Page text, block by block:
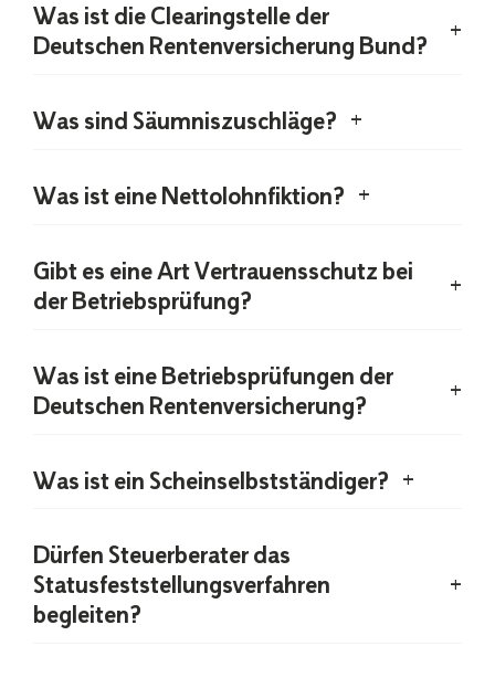
Was ist die Clearingstelle der
Deutschen Rentenversicherung Bund?
Was sind Säumniszuschläge?
Was ist eine Nettolohnfiktion?
Gibt es eine Art Vertrauensschutz bei
der Betriebsprüfung?
Was ist eine Betriebsprüfungen der
Deutschen Rentenversicherung?
Was ist ein Scheinselbstständiger?
Dürfen Steuerberater das
Statusfeststellungsverfahren
begleiten?